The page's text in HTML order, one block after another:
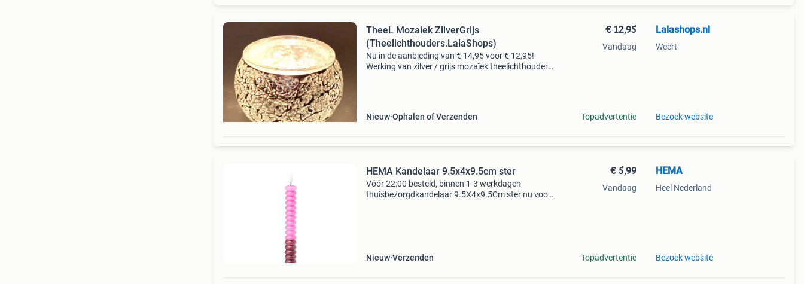
TheeL Mozaiek ZilverGrijs
(Theelichthouders.LalaShops)
Nu in de aanbieding van € 14,95 voor € 12,95!
Werking van zilver / grijs mozaïek theelichthouder
Nieuw Ophalen of Verzenden
€ 12,95
Vandaag
Topadvertentie
Lalashops.nl
Weert
Bezoek website
HEMA Kandelaar 9.5x4x9.5cm ster
Vóór 22:00 besteld, binnen 1-3 werkdagen
thuisbezorgdkandelaar 9.5X4x9.5Cm ster nu voor
Nieuw Verzenden
€ 5,99
Vandaag
Topadvertentie
HEMA
Heel Nederland
Bezoek website